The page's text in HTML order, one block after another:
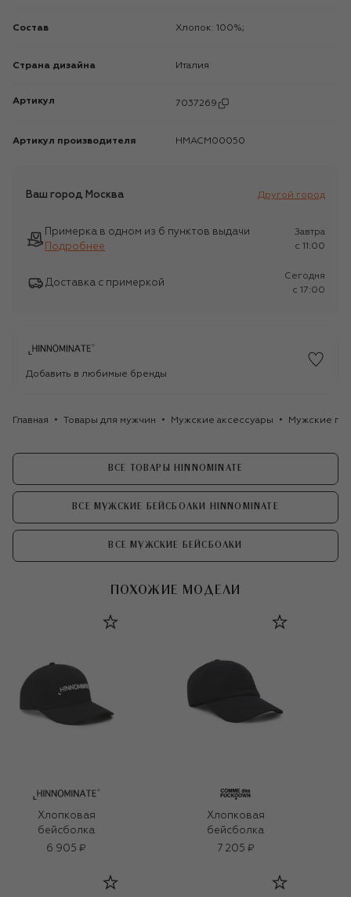
Состав Хлопок: 100%;
Страна дизайна Италия
Артикул 7037269
Артикул производителя HMACM00050
Ваш город Москва Другой город
Примерка в одном из 6 пунктов выдачи
Подробнее
Завтра
c 11:00
Доставка с примеркой
Сегодня
c 17:00
Добавить в любимые бренды
Главная Товары для мужчин Мужские аксессуары Мужские
ВСЕ ТОВАРЫ HINNOMINATE
ВСЕ МУЖСКИЕ БЕЙСБОЛКИ HINNOMINATE
ВСЕ МУЖСКИЕ БЕЙСБОЛКИ
ПОХОЖИЕ МОДЕЛИ
Хлопковая
бейсболка
6 905 ₽
Хлопковая
бейсболка
7 205 ₽